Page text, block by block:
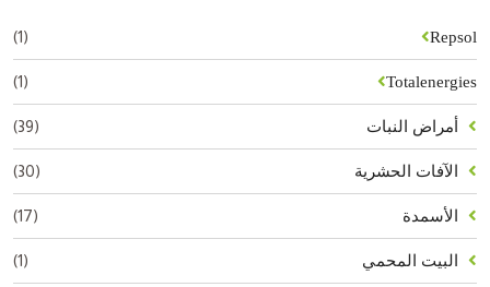
Repsol
(1)
Totalenergies
(1)
أمراض النبات (39)
الآفات الحشرية (30)
الأسمدة (17)
البيت المحمي (1)